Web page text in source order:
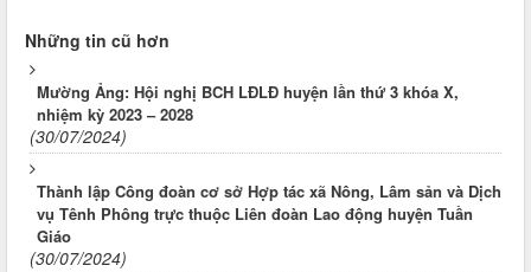
Những tin cũ hơn
Mường Ảng: Hội nghị BCH LĐLĐ huyện lần thứ 3 khóa X,
nhiệm kỳ 2023 – 2028
(30/07/2024)
Thành lập Công đoàn cơ sở Hợp tác xã Nông, Lâm sản và Dịch
vụ Tênh Phông trực thuộc Liên đoàn Lao động huyện Tuần
Giáo
(30/07/2024)